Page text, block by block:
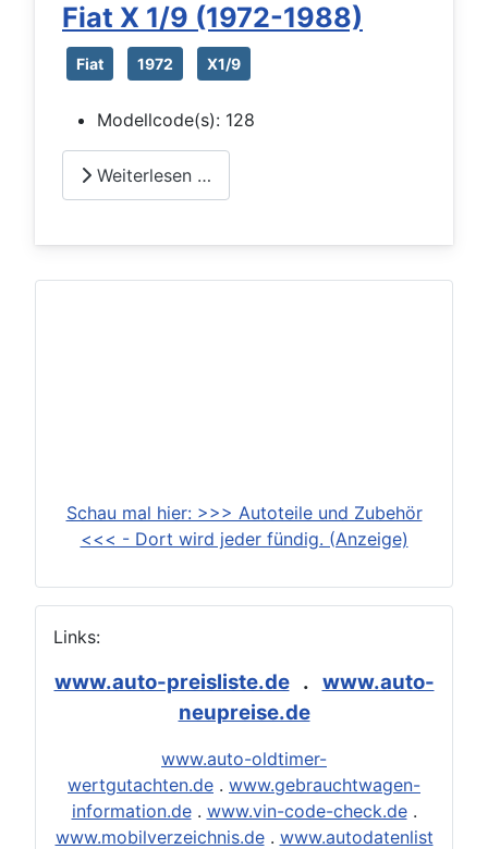
Fiat X 1/9 (1972-1988)
Fiat 1972 X1/9
Modellcode(s): 128
Weiterlesen …
Schau mal hier: >>> Autoteile und Zubehör
<<< - Dort wird jeder fündig. (Anzeige)
Links:
www.auto-preisliste.de. www.auto-
neupreise.de
www.auto-oldtimer-
wertgutachten.de . www.gebrauchtwagen-
information.de. www.vin-code-check.de.
www.mobilverzeichnis.de. www.autodatenlist